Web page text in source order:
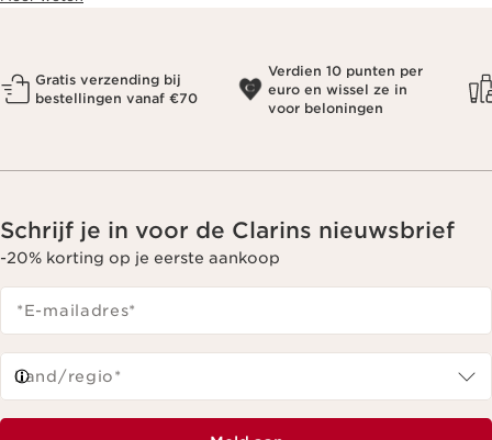
Gratis verzending bij
bestellingen vanaf €70
Verdien 10 punten per
euro en wissel ze in
voor beloningen
Schrijf je in voor de Clarins nieuwsbrief
-20% korting op je eerste aankoop
*E-mailadres*
Land/regio*